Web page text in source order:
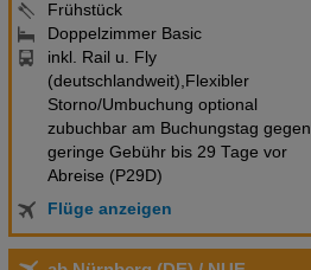
Frühstück
Doppelzimmer Basic
inkl. Rail u. Fly
(deutschlandweit),Flexibler
Storno/Umbuchung optional
zubuchbar am Buchungstag gegen
geringe Gebühr bis 29 Tage vor
Abreise (P29D)
Flüge anzeigen